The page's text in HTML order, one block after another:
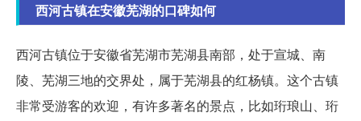
西河古镇在安徽芜湖的口碑如何
西河古镇位于安徽省芜湖市芜湖县南部，处于宣城、南
陵、芜湖三地的交界处，属于芜湖县的红杨镇。这个古镇
非常受游客的欢迎，有许多著名的景点，比如珩琅山、珩